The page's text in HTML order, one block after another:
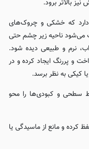
بالاتر برود.
دارد که خشکی و چروک‌های
می‌شود ناحیه زیر چشم حتی
نرم و طبیعی دیده شود.
و پررنگ ایجاد کرده و در
کیکی به نظر برسد.
سطحی و کبودی‌ها را محو
کرده و مانع از ماسیدگی یا